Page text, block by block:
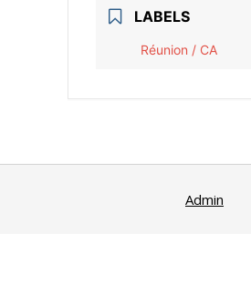
LABELS
Réunion / CA
Admin